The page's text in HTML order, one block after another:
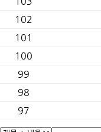
102
101
100
99
98
97